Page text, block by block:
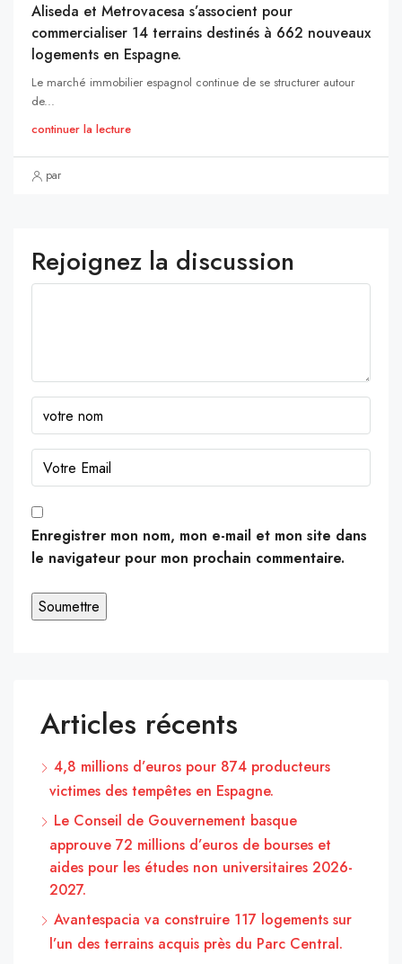
Aliseda et Metrovacesa s’associent pour
commercialiser 14 terrains destinés à 662 nouveaux
logements en Espagne.
Le marché immobilier espagnol continue de se structurer autour
de...
continuer la lecture
par
Rejoignez la discussion
Enregistrer mon nom, mon e-mail et mon site dans
le navigateur pour mon prochain commentaire.
Articles récents
4,8 millions d’euros pour 874 producteurs
victimes des tempêtes en Espagne.
Le Conseil de Gouvernement basque
approuve 72 millions d’euros de bourses et
aides pour les études non universitaires 2026-
2027.
Avantespacia va construire 117 logements sur
l’un des terrains acquis près du Parc Central.